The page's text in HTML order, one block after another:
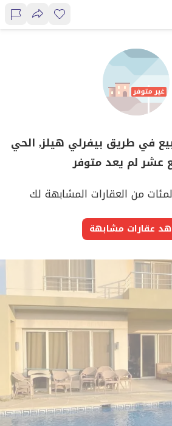
في طريق بيفرلي هيلز, الحي
عشر لم يعد متوفر
من العقارات المشابهة لك
عقارات مشابهة